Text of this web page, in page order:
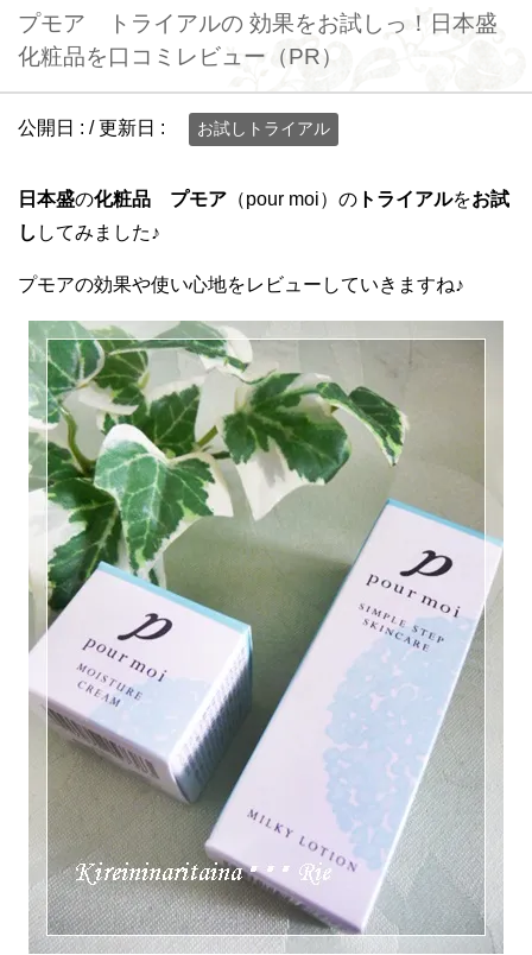
プモア トライアルの 効果をお試しっ！日本盛
化粧品を口コミレビュー（PR）
公開日 : / 更新日 : お試しトライアル
日本盛の化粧品 プモア （pour moi）の トライアルをお試
し してみました♪
プモアの効果や使い心地をレビューしていきますね♪